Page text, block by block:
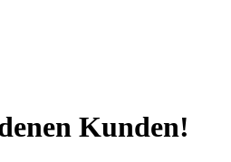
Kunden!